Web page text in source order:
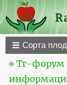
Сорта
⎆Тг-форум